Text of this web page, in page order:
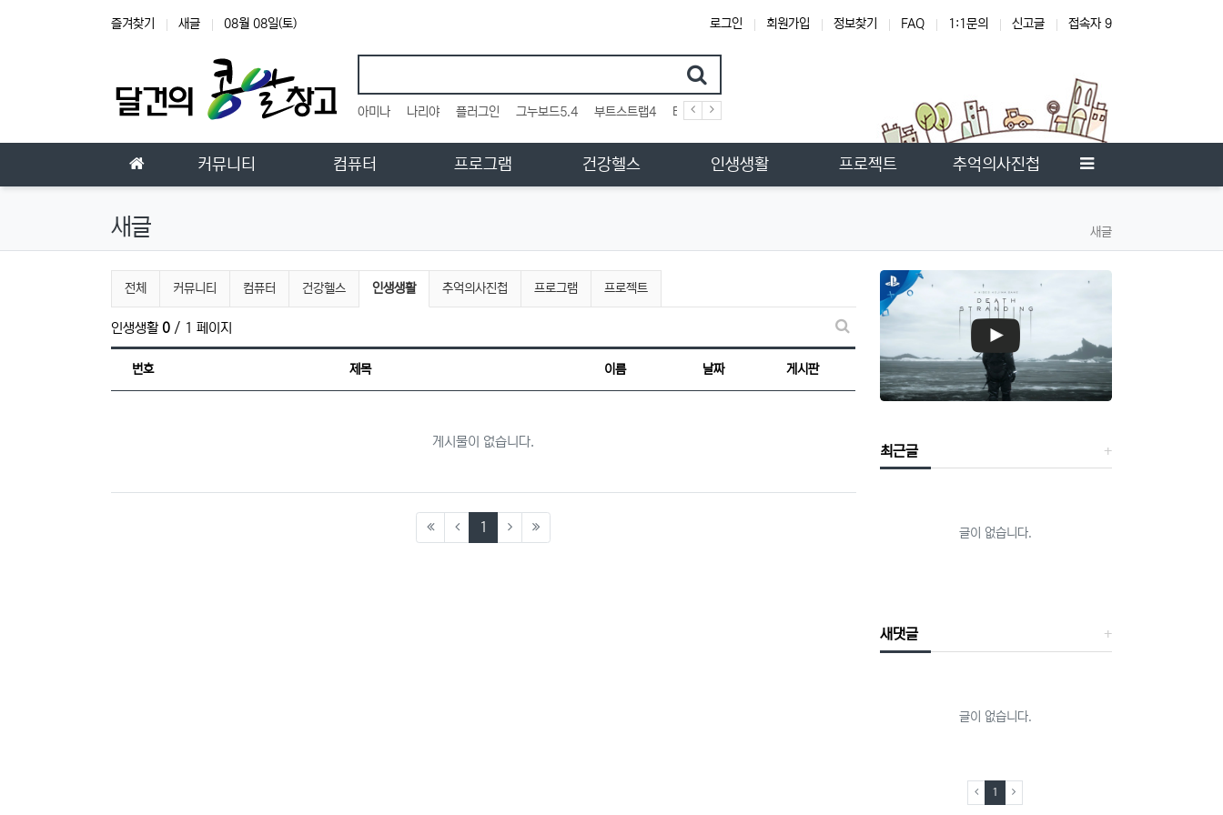
즐겨찾기 새글 08월 08일(토) 로그인 회원가입 정보찾기 FAQ 1:1문의 신고글 접속자 9
인기검색어
아미나 나리야 플러그인 그누보드5.4 부트스트랩4 테마 스킨
커뮤니티 컴퓨터 프로그램 건강헬스 인생생활 프로젝트 추억의사진첩
홈으로 사이드바
새글 새글
전체게시물 그룹 목록
전체 커뮤니티 컴퓨터 건강헬스 현재 그룹
인생생활 추억의사진첩 프로그램 프로젝트
인생생활 0 / 1 페이지
새글 검색
번호
제목 이름 날짜 게시판
게시물이 없습니다.
1 (current)
최근글
글이 없습니다.
새댓글
글이 없습니다.
1 (current)